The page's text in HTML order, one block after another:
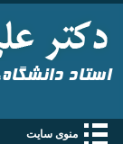
استاد
منوی سایت